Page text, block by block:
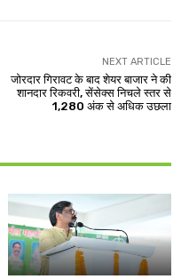
NEXT ARTICLE
जोरदार गिरावट के बाद शेयर बाजार ने की
शानदार रिकवरी, सेंसेक्स निचले स्तर से
1,280 अंक से अधिक उछला